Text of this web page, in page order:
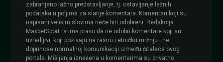
zabranjeno lažno predstavljanje, tj. ostavljanje lažnih
podataka u poljima za slanje komentara. Komentari koji su
napisani velikim slovima neće biti odobreni. Redakcija
MaxbetSport.rs ima pravo da ne odobri komentare koji su
uvredljivi, koji pozivaju na rasnu i etničku mržnju i ne
doprinose normalnoj komunikaciji između čitalaca ovog
portala. Mišljenja iznešena u komentarima su privatno